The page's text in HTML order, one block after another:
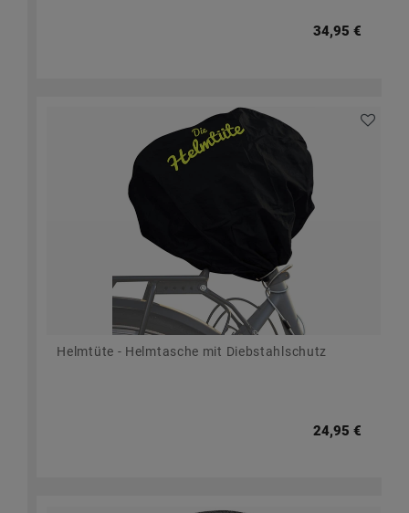
34,95 €
Helmtüte - Helmtasche mit Diebstahlschutz
24,95 €